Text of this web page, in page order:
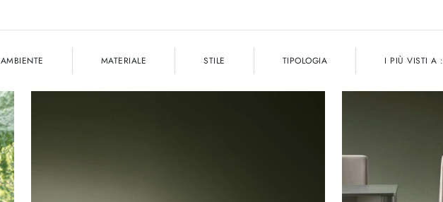
AMBIENTE MATERIALE STILE TIPOLOGIA I PIÙ VISTI A :